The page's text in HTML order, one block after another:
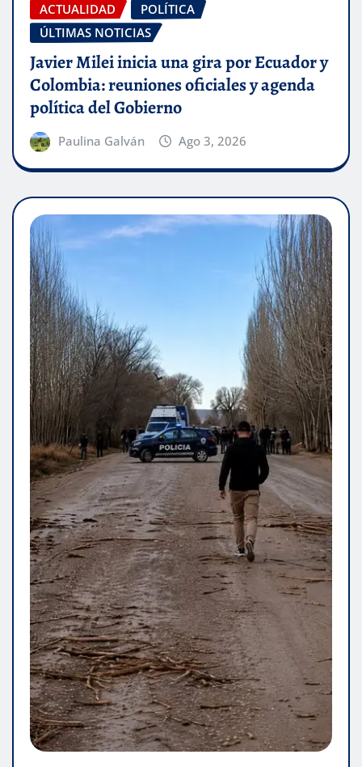
ACTUALIDAD
POLÍTICA
ÚLTIMAS NOTICIAS
Javier Milei inicia una gira por Ecuador y
Colombia: reuniones oficiales y agenda
política del Gobierno
Paulina Galván Ago 3, 2026